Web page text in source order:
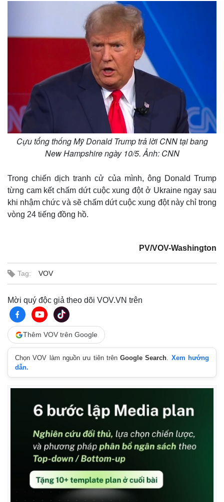
Thế giới
Cuộc sống đó đây
Multimedia
Ảnh
Infographic
Cựu tổng thống Mỹ Donald Trump trả lời CNN tại bang
New Hampshire ngày 10/5. Ảnh: CNN
Trong chiến dịch tranh cử của mình, ông Donald Trump
từng cam kết chấm dứt cuộc xung đột ở Ukraine ngay sau
khi nhậm chức và sẽ chấm dứt cuộc xung đột này chỉ trong
vòng 24 tiếng đồng hồ.
PV/VOV-Washington
Tag: VOV
Mời quý độc giả theo dõi VOV.VN trên
Thêm VOV trên Google
Chọn VOV làm nguồn ưu tiên trênGoogle Search. Xem hướng
dẫn.